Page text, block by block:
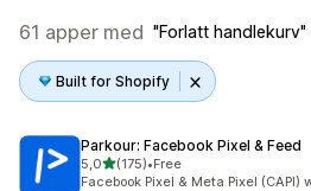
61 apper med Forlatt handlekurv
Built for Shopify
Parkour: Facebook Pixel & Feed
5,0av 5 stjerner
(175)
Totalt 175 omtaler
•Free
Facebook Pixel & Meta Pixel (CAPI)